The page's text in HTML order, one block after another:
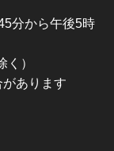
分から午後5時
）
あります